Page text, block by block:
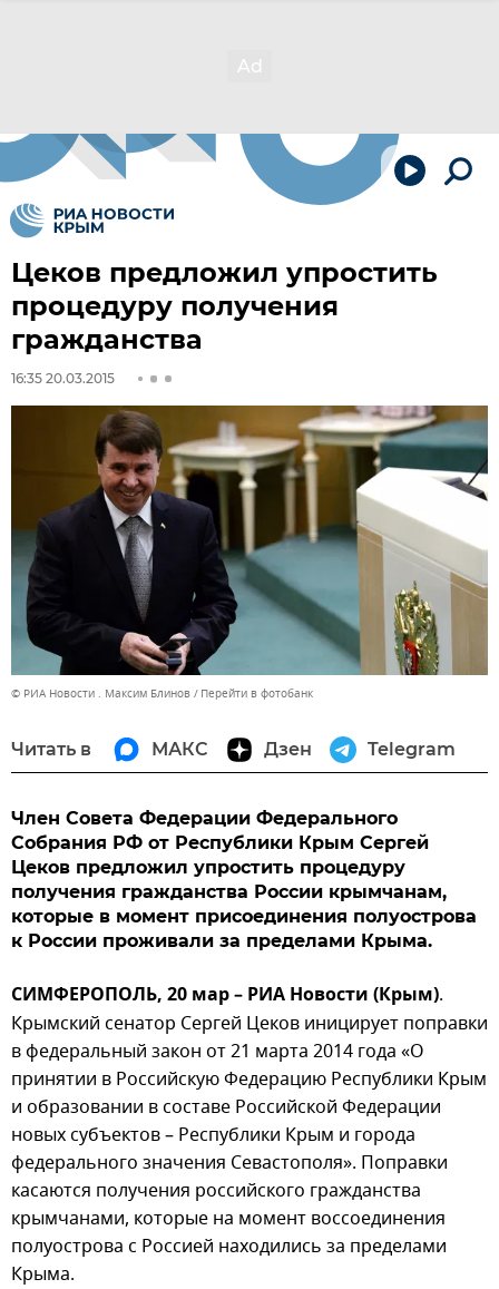
Цеков предложил упростить
процедуру получения
гражданства
16:35 20.03.2015
© РИА Новости . Максим Блинов Перейти в фотобанк
Читать в МАКС Дзен Telegram
Член Совета Федерации Федерального
Собрания РФ от Республики Крым Сергей
Цеков предложил упростить процедуру
получения гражданства России крымчанам,
которые в момент присоединения полуострова
к России проживали за пределами Крыма.
СИМФЕРОПОЛЬ, 20 мар – РИА Новости (Крым).
Крымский сенатор Сергей Цеков иницирует поправки
в федеральный закон от 21 марта 2014 года «О
принятии в Российскую Федерацию Республики Крым
и образовании в составе Российской Федерации
новых субъектов – Республики Крым и города
федерального значения Севастополя». Поправки
касаются получения российского гражданства
крымчанами, которые на момент воссоединения
полуострова с Россией находились за пределами
Крыма.